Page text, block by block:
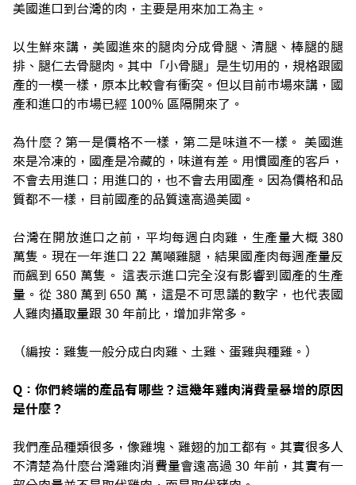
美國進口到台灣的肉，主要是用來加工為主。
以生鮮來講，美國進來的腿肉分成骨腿、清腿、棒腿的腿
排、腿仁去骨腿肉。其中「小骨腿」是生切用的，規格跟國
產的一模一樣，原本比較會有衝突。但以目前市場來講，國
產和進口的市場已經 100% 區隔開來了。
為什麼？第一是價格不一樣，第二是味道不一樣。 美國進
來是冷凍的，國產是冷藏的，味道有差。用慣國產的客戶，
不會去用進口；用進口的，也不會去用國產。因為價格和品
質都不一樣，目前國產的品質遠高過美國。
台灣在開放進口之前，平均每週白肉雞，生產量大概 380
萬隻。現在一年進口 22 萬噸雞腿，結果國產肉每週產量反
而飆到 650 萬隻。 這表示進口完全沒有影響到國產的生產
量。從 380 萬到 650 萬，這是不可思議的數字，也代表國
人雞肉攝取量跟 30 年前比，增加非常多。
（編按：雞隻一般分成白肉雞、土雞、蛋雞與種雞。）
Q：你們終端的產品有哪些？這幾年雞肉消費量暴增的原因
是什麼？
我們產品種類很多，像雞塊、雞翅的加工都有。其實很多人
不清楚為什麼台灣雞肉消費量會遠高過 30 年前，其實有一